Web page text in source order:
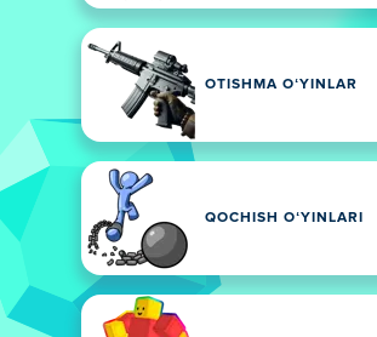
OTISHMA OʻYINLAR
QOCHISH OʻYINLARI